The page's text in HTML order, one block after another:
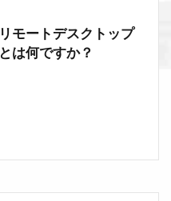
リモートデスクトップ
とは何ですか？